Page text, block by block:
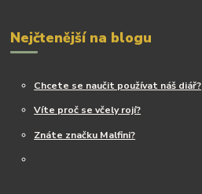
Nejčtenější na blogu
Chcete se naučit používat náš diář?
Víte proč se včely rojí?
Znáte značku Malfini?